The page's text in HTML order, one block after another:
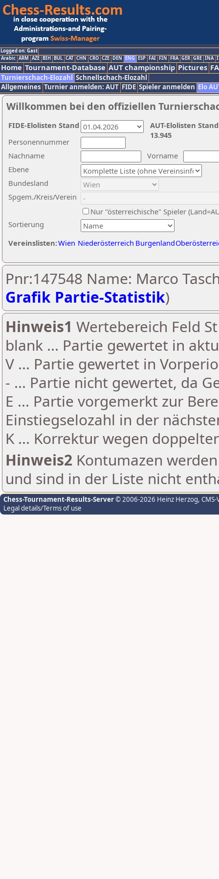
Logged on: Gast
Arabic ARM AZE BIH BUL CAT CHN CRO CZE DEN ENG ESP FAI FIN FRA GER GRE INA
Home Tournament-Database AUT championship Pictures
Turnierschach-Elozahl Schnellschach-Elozahl
Allgemeines Turnier anmelden: AUT FIDE Spieler anmelden Elo
Willkommen bei den offiziellen
Nachname
Vorname
Ebene
Sortierung
Personennummer
Bundesland
Spgem./Kreis/Verein
Nur "österreichische" Spieler
Vereinslisten:Wien Niederösterreich Burgenland
AUT-Elolisten
13.945
FIDE-Elolisten Stand
Pnr:147548 Name: Marco
Grafik Partie-Statistik)
Hinweis1 Wertebereich Feld
blank ... Partie gewertet in
V ... Partie gewertet in
- ... Partie nicht gewertet, da
E ... Partie vorgemerkt zur
Einstiegselozahl in der
K ... Korrektur wegen
Hinweis2 Kontumazen
und sind in der Liste nicht
Chess-Tournament-Results-Server© 2006-2026 Heinz Herzog,
Legal details/Terms of use